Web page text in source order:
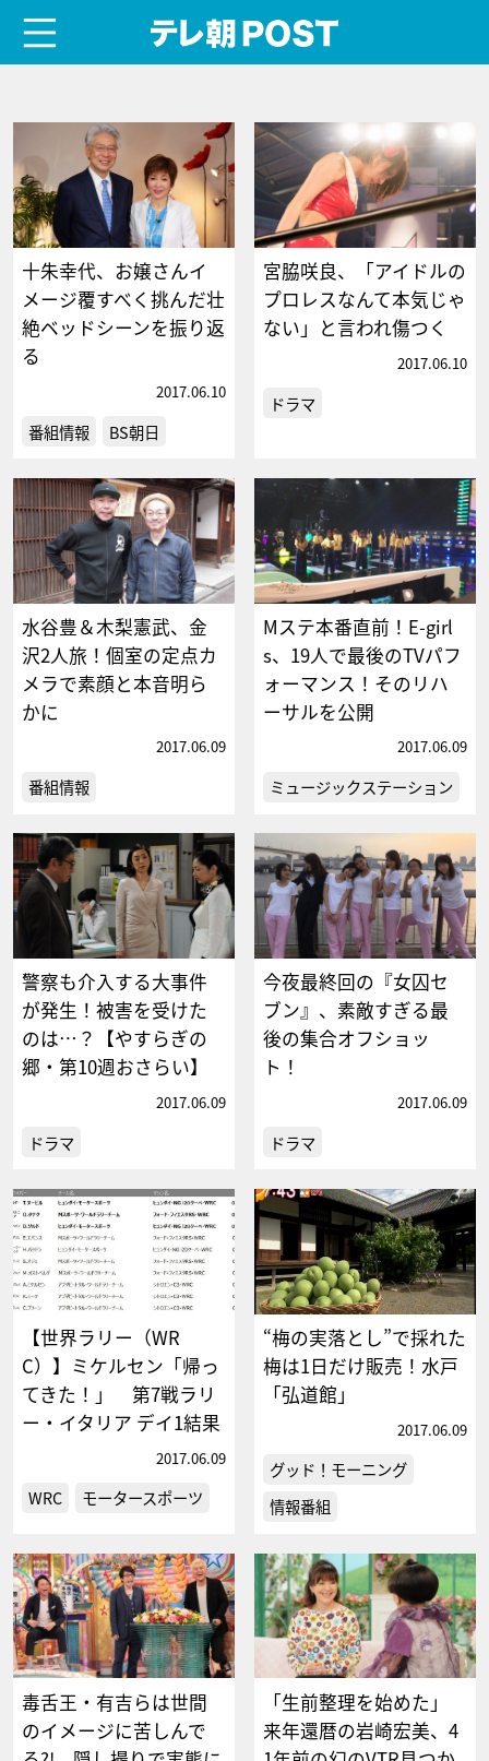
十朱幸代、お嬢さんイ
メージ覆すべく挑んだ壮
絶ベッドシーンを振り返
る
2017.06.10
番組情報 BS朝日
宮脇咲良、「アイドルの
プロレスなんて本気じゃ
ない」と言われ傷つく
2017.06.10
ドラマ
水谷豊＆木梨憲武、金
沢2人旅！個室の定点カ
メラで素顔と本音明ら
かに
2017.06.09
番組情報
Mステ本番直前！E-girl
s、19人で最後のTVパフ
ォーマンス！そのリハ
ーサルを公開
2017.06.09
ミュージックステーション
警察も介入する大事件
が発生！被害を受けた
のは…？【やすらぎの
郷・第10週おさらい】
2017.06.09
ドラマ
今夜最終回の『女囚セ
ブン』、素敵すぎる最
後の集合オフショッ
ト！
2017.06.09
ドラマ
【世界ラリー（WR
C）】ミケルセン「帰っ
てきた！」 第7戦ラリ
ー・イタリア デイ1結果
2017.06.09
WRC モータースポーツ
“梅の実落とし”で採れた
梅は1日だけ販売！水戸
「弘道館」
2017.06.09
グッド！モーニング
情報番組
毒舌王・有吉らは世間
のイメージに苦しんで
「生前整理を始めた」
来年還暦の岩崎宏美、4